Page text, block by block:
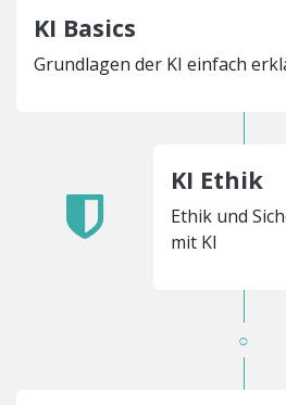
KI Basics
Grundlagen der KI einfach
KI Ethik
Ethik und
mit KI
○